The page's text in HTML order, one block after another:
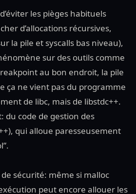
les pièges habituels
d’allocations récursives,
la pile et syscalls bas niveau),
sur des outils comme
au bon endroit, la pile
ça ne vient pas du programme
de libc, mais de libstdc++.
du code de gestion des
qui alloue paresseusement
sécurité: même si malloc
peut encore allouer les